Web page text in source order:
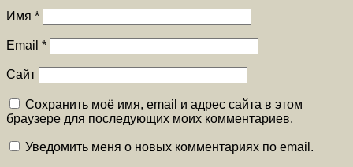
Имя *
Email *
Сайт
Сохранить моё имя, email и адрес сайта в этом
браузере для последующих моих комментариев.
Уведомить меня о новых комментариях по email.